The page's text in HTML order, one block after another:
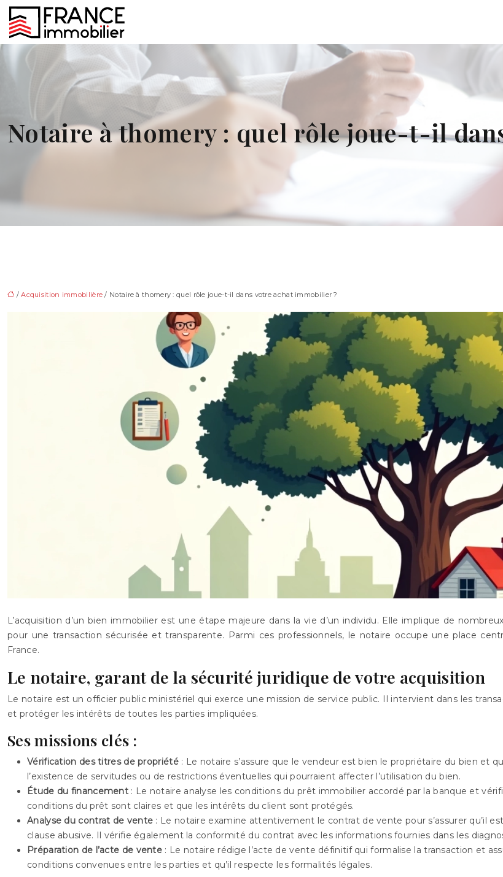
Notaire à thomery : quel rôle joue-t-il
/Acquisition immobilière / Notaire à thomery : quel rôle joue-t-il dans votre achat immobilier ?
L’acquisition d’un bien immobilier est une étape majeure dans la vie d’un individu. Elle implique de
pour une transaction sécurisée et transparente. Parmi ces professionnels, le notaire occupe une place
France.
Le notaire, garant de la sécurité juridique de votre acquisition
Le notaire est un officier public ministériel qui exerce une mission de service public. Il intervient dans les
et protéger les intérêts de toutes les parties impliquées.
Ses missions clés :
Vérification des titres de propriété : Le notaire s’assure que le vendeur est bien le propriétaire du bien
l’existence de servitudes ou de restrictions éventuelles qui pourraient affecter l’utilisation du bien.
Étude du financement : Le notaire analyse les conditions du prêt immobilier accordé par la banque et
conditions du prêt sont claires et que les intérêts du client sont protégés.
Analyse du contrat de vente : Le notaire examine attentivement le contrat de vente pour s’assurer qu’il
clause abusive. Il vérifie également la conformité du contrat avec les informations fournies dans les
Préparation de l’acte de vente : Le notaire rédige l’acte de vente définitif qui formalise la transaction et
conditions convenues entre les parties et qu’il respecte les formalités légales.